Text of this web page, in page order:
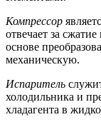
Компрессор
отвечает за
основе
механическую.
Испаритель
холодильника и
хладагента в